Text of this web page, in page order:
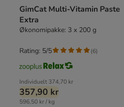
GimCat Multi-Vitamin Paste
Extra
Økonomipakke: 3 x 200 g
Individuelt 374,70 kr
357,90 kr
596,50 kr / kg
Rating: 5/5 (6)